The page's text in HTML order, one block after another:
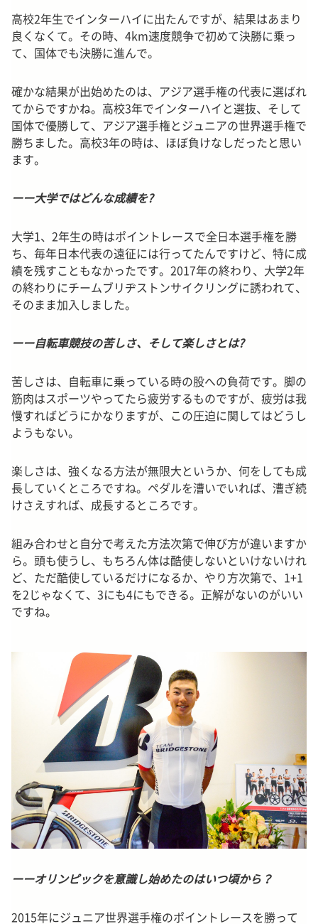
高校2年生でインターハイに出たんですが、結果はあまり
良くなくて。その時、4km速度競争で初めて決勝に乗っ
て、国体でも決勝に進んで。
確かな結果が出始めたのは、アジア選手権の代表に選ばれ
てからですかね。高校3年でインターハイと選抜、そして
国体で優勝して、アジア選手権とジュニアの世界選手権で
勝ちました。高校3年の時は、ほぼ負けなしだったと思い
ます。
ーー大学ではどんな成績を?
大学1、2年生の時はポイントレースで全日本選手権を勝
ち、毎年日本代表の遠征には行ってたんですけど、特に成
績を残すこともなかったです。2017年の終わり、大学2年
の終わりにチームブリヂストンサイクリングに誘われて、
そのまま加入しました。
ーー自転車競技の苦しさ、そして楽しさとは?
苦しさは、自転車に乗っている時の股への負荷です。脚の
筋肉はスポーツやってたら疲労するものですが、疲労は我
慢すればどうにかなりますが、この圧迫に関してはどうし
ようもない。
楽しさは、強くなる方法が無限大というか、何をしても成
長していくところですね。ペダルを漕いでいれば、漕ぎ続
けさえすれば、成長するところです。
組み合わせと自分で考えた方法次第で伸び方が違いますか
ら。頭も使うし、もちろん体は酷使しないといけないけれ
ど、ただ酷使しているだけになるか、やり方次第で、1+1
を2じゃなくて、3にも4にもできる。正解がないのがいい
ですね。
ーーオリンピックを意識し始めたのはいつ頃から？
2015年にジュニア世界選手権のポイントレースを勝って